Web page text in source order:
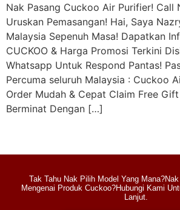
Nak Pasang Cuckoo Air Purifier! Call
Uruskan Pemasangan! Hai, Saya
Malaysia Sepenuh Masa! Dapatkan
CUCKOO & Harga Promosi Terkini
Whatsapp Untuk Respond Pantas!
Percuma seluruh Malaysia : Cuckoo
Order Mudah & Cepat Claim Free
Berminat Dengan […]
Tak Tahu Nak Pilih Model Yang
Mengenai Produk Cuckoo?Hubungi Kami
Lanjut.